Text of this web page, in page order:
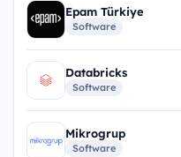
Epam Türkiye
Software
Databricks
Software
Mikrogrup
Software